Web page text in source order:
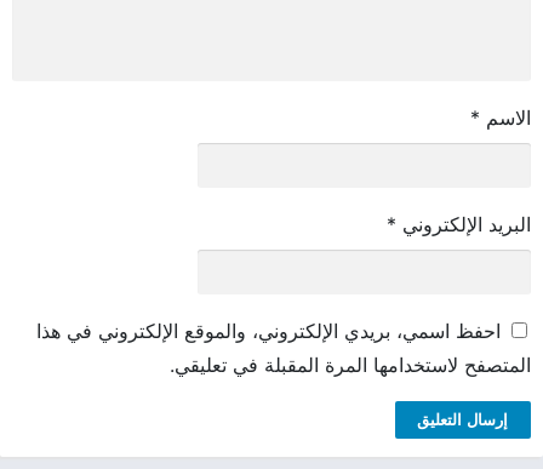
الاسم *
البريد الإلكتروني *
احفظ اسمي، بريدي الإلكتروني، والموقع الإلكتروني في هذا
المتصفح لاستخدامها المرة المقبلة في تعليقي.